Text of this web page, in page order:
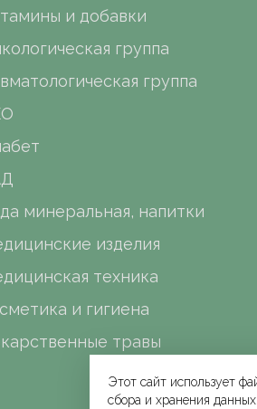
и добавки
группа
группа
минеральная, напитки
изделия
техника
и гигиена
травы
Этот сайт использует
сбора и хранения